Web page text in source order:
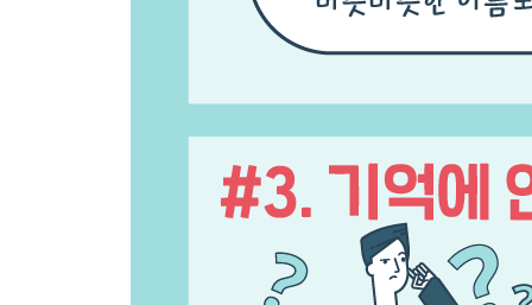
이이제이, 적은 적으로 잡는다